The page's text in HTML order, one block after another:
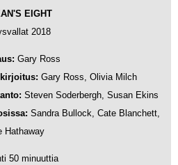
EIGHT
2018
Gary Ross
Gary Ross, Olivia Milch
Steven Soderbergh, Susan Ekins
Sandra Bullock, Cate Blanchett,
Hathaway
50 minuuttia